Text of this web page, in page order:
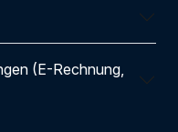
(E-Rechnung,